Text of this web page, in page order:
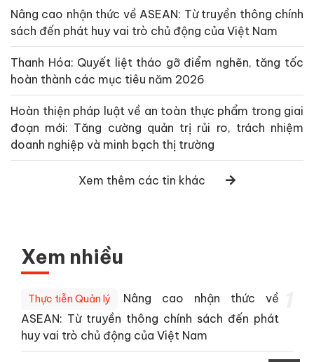
Nâng cao nhận thức về ASEAN: Từ truyền thông chính
sách đến phát huy vai trò chủ động của Việt Nam
Thanh Hóa: Quyết liệt tháo gỡ điểm nghẽn, tăng tốc
hoàn thành các mục tiêu năm 2026
Hoàn thiện pháp luật về an toàn thực phẩm trong giai
đoạn mới: Tăng cường quản trị rủi ro, trách nhiệm
doanh nghiệp và minh bạch thị trường
Xem thêm các tin khác
Xem nhiều
Thực tiễn Quản lý
Nâng cao nhận thức về
ASEAN: Từ truyền thông chính sách đến phát
huy vai trò chủ động của Việt Nam